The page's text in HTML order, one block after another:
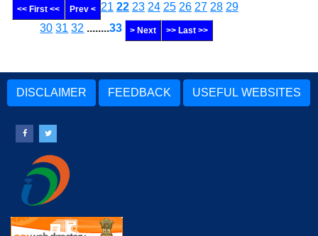
<< First << Prev < 21 22 23 24 25 26 27 28 29
30 31 32 ........33 > Next >> Last >>
DISCLAIMER FEEDBACK USEFUL WEBSITES